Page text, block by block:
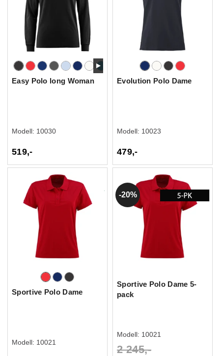
Easy Polo long Woman
Modell: 10030
519,-
Evolution Polo Dame
Modell: 10023
479,-
Sportive Polo Dame
Modell: 10021
20%
Sportive Polo Dame 5-
pack
Modell: 10021
2 245,-